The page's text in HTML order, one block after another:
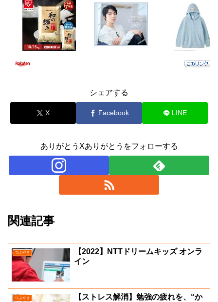
シェアする
X Facebook LINE
ありがとうXありがとうをフォローする
関連記事
つぶやき
【2022】NTTドリームキッズ オンラ
イン
つぶやき
【ストレス解消】勉強の疲れを、“か